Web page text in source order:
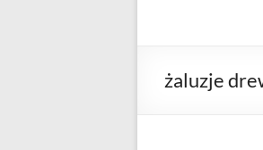
drzwiowe
żaluzje